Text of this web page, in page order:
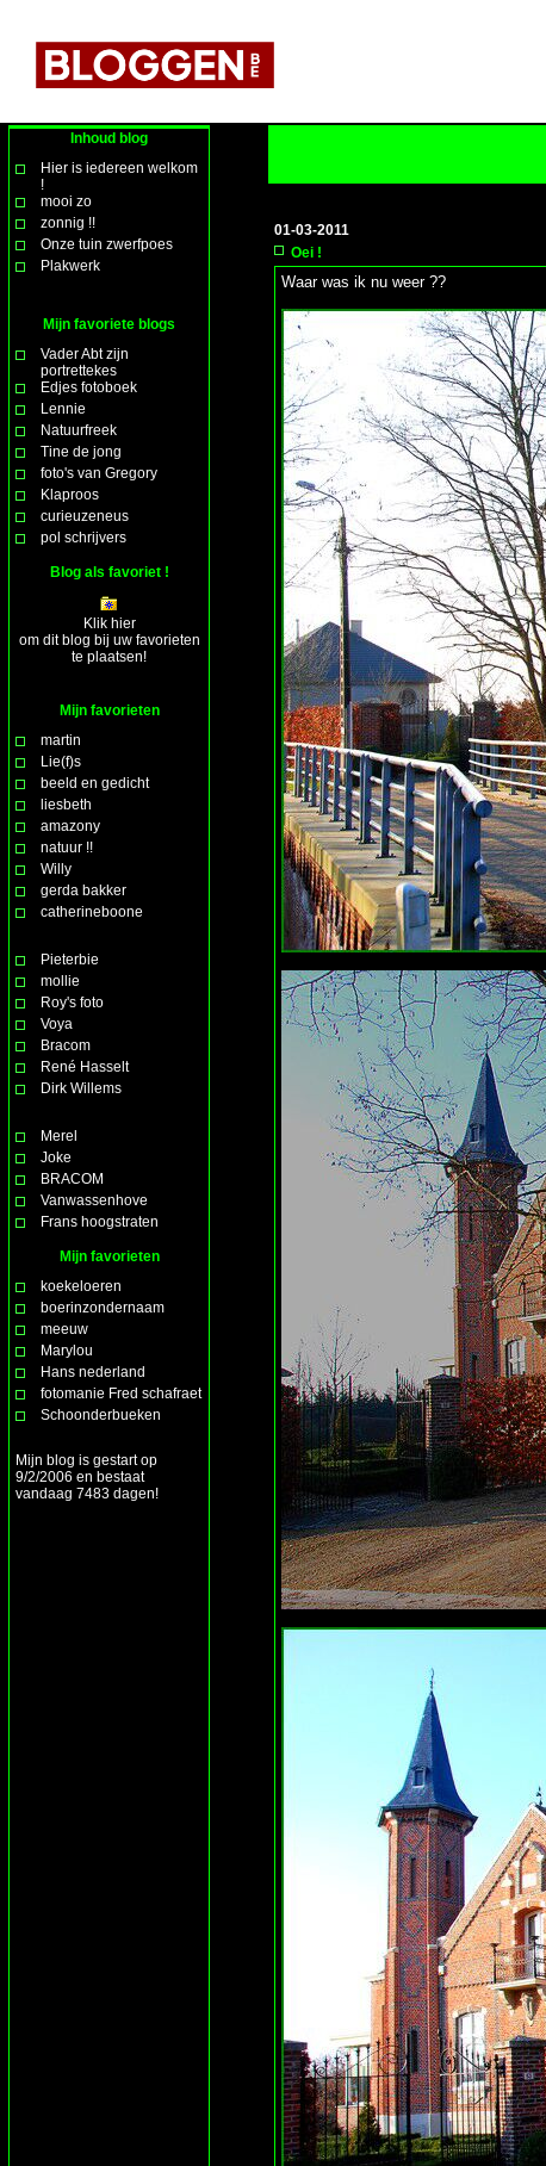
Inhoud blog
Hier is iedereen welkom
!
mooi zo
zonnig !!
Onze tuin zwerfpoes
Plakwerk
Mijn favoriete blogs
Vader Abt zijn
portrettekes
Edjes fotoboek
Lennie
Natuurfreek
Tine de jong
foto's van Gregory
Klaproos
curieuzeneus
pol schrijvers
Blog als favoriet !
Klik hier
om dit blog bij uw favorieten
te plaatsen!
Mijn favorieten
martin
Lie(f)s
beeld en gedicht
liesbeth
amazony
natuur !!
Willy
gerda bakker
catherineboone
Pieterbie
mollie
Roy's foto
Voya
Bracom
René Hasselt
Dirk Willems
Merel
Joke
BRACOM
Vanwassenhove
Frans hoogstraten
Mijn favorieten
koekeloeren
boerinzondernaam
meeuw
Marylou
Hans nederland
fotomanie Fred schafraet
Schoonderbueken
Mijn blog is gestart op
9/2/2006 en bestaat
vandaag 7483 dagen!
01-03-2011
Oei !
Waar was ik nu weer ??